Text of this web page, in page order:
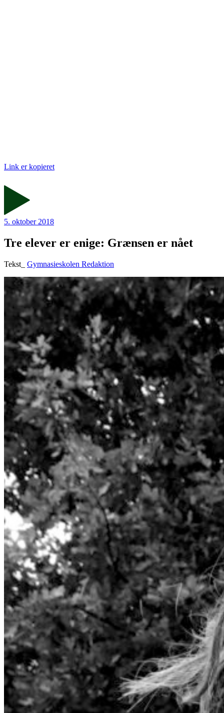
Link er kopieret
5. oktober 2018
Tre elever er enige: Grænsen er nået
Tekst_ Gymnasieskolen Redaktion